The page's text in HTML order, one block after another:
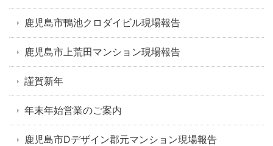
鹿児島市鴨池クロダイビル現場報告
鹿児島市上荒田マンション現場報告
謹賀新年
年末年始営業のご案内
鹿児島市Dデザイン郡元マンション現場報告